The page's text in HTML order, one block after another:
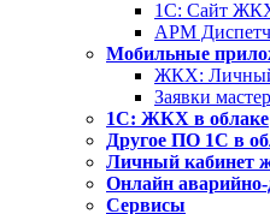
1С: Сайт
АРМ
Мобильные
ЖКХ:
Заявки
1С: ЖКХ в облаке
Другое ПО 1С в
Личный кабинет
Онлайн аварийно-
Сервисы